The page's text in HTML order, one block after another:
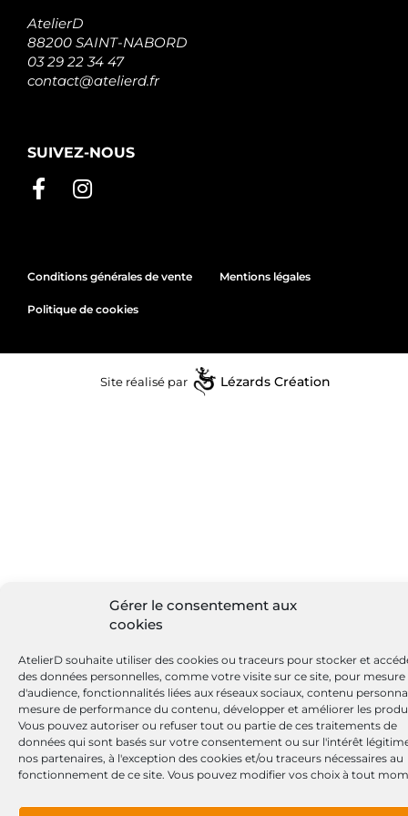
Gérer le consentement aux
cookies
AtelierD souhaite utiliser des cookies ou traceurs pour stocker et
des données personnelles, comme votre visite sur ce site, pour mesure
d'audience, fonctionnalités liées aux réseaux sociaux, contenu
mesure de performance du contenu, développer et améliorer les
Vous pouvez autoriser ou refuser tout ou partie de ces traitements de
données qui sont basés sur votre consentement ou sur l'intérêt
nos partenaires, à l'exception des cookies et/ou traceurs nécessaires au
fonctionnement de ce site. Vous pouvez modifier vos choix à tout
AtelierD
88200 SAINT-NABORD
03 29 22 34 47
contact@atelierd.fr
SUIVEZ-NOUS
Conditions générales de vente Mentions légales
Politique de cookies
Site réalisé par Lézards Création